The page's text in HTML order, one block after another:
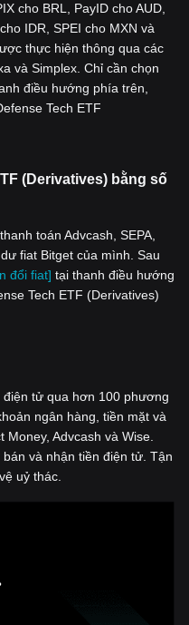
cho BRL, PayID cho AUD,
IDR, SPEI cho MXN và
thực hiện thông qua các
và Simplex. Chỉ cần chọn
điều hướng phía trên,
Tech ETF
(Derivatives) bằng số
toán Advcash, SEPA,
fiat Bitget của mình. Sau
đổi fiat] tại thanh điều hướng
Tech ETF (Derivatives)
tử qua hơn 100 phương
ngân hàng, tiền mặt và
Advcash và Wise.
và nhận tiền điện tử. Tận
uỷ thác.